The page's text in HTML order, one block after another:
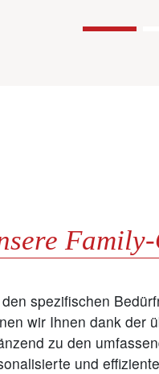
spezifischen
wir Ihnen dank der
zu den
und